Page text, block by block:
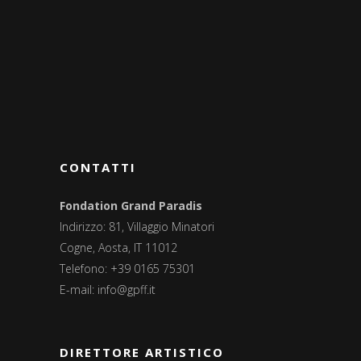
CONTATTI
Fondation Grand Paradis
Indirizzo: 81, Villaggio Minatori
Cogne, Aosta, IT 11012
Telefono: +39 0165 75301
E-mail: info@gpff.it
DIRETTORE ARTISTICO